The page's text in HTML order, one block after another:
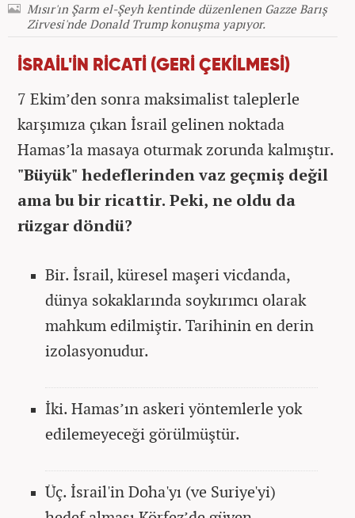
Mısır'ın Şarm el-Şeyh kentinde düzenlenen Gazze Barış
Zirvesi'nde Donald Trump konuşma yapıyor.
İSRAİL'İN RİCATİ (GERİ ÇEKİLMESİ)
7 Ekim’den sonra maksimalist taleplerle
karşımıza çıkan İsrail gelinen noktada
Hamas’la masaya oturmak zorunda kalmıştır.
"Büyük" hedeflerinden vaz geçmiş değil
ama bu bir ricattir. Peki, ne oldu da
rüzgar döndü?
Bir. İsrail, küresel maşeri vicdanda,
dünya sokaklarında soykırımcı olarak
mahkum edilmiştir. Tarihinin en derin
izolasyonudur.
İki. Hamas’ın askeri yöntemlerle yok
edilemeyeceği görülmüştür.
Üç. İsrail'in Doha'yı (ve Suriye'yi)